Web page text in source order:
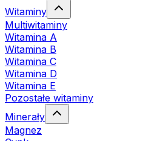
Witaminy
Multiwitaminy
Witamina A
Witamina B
Witamina C
Witamina D
Witamina E
Pozostałe witaminy
Minerały
Magnez